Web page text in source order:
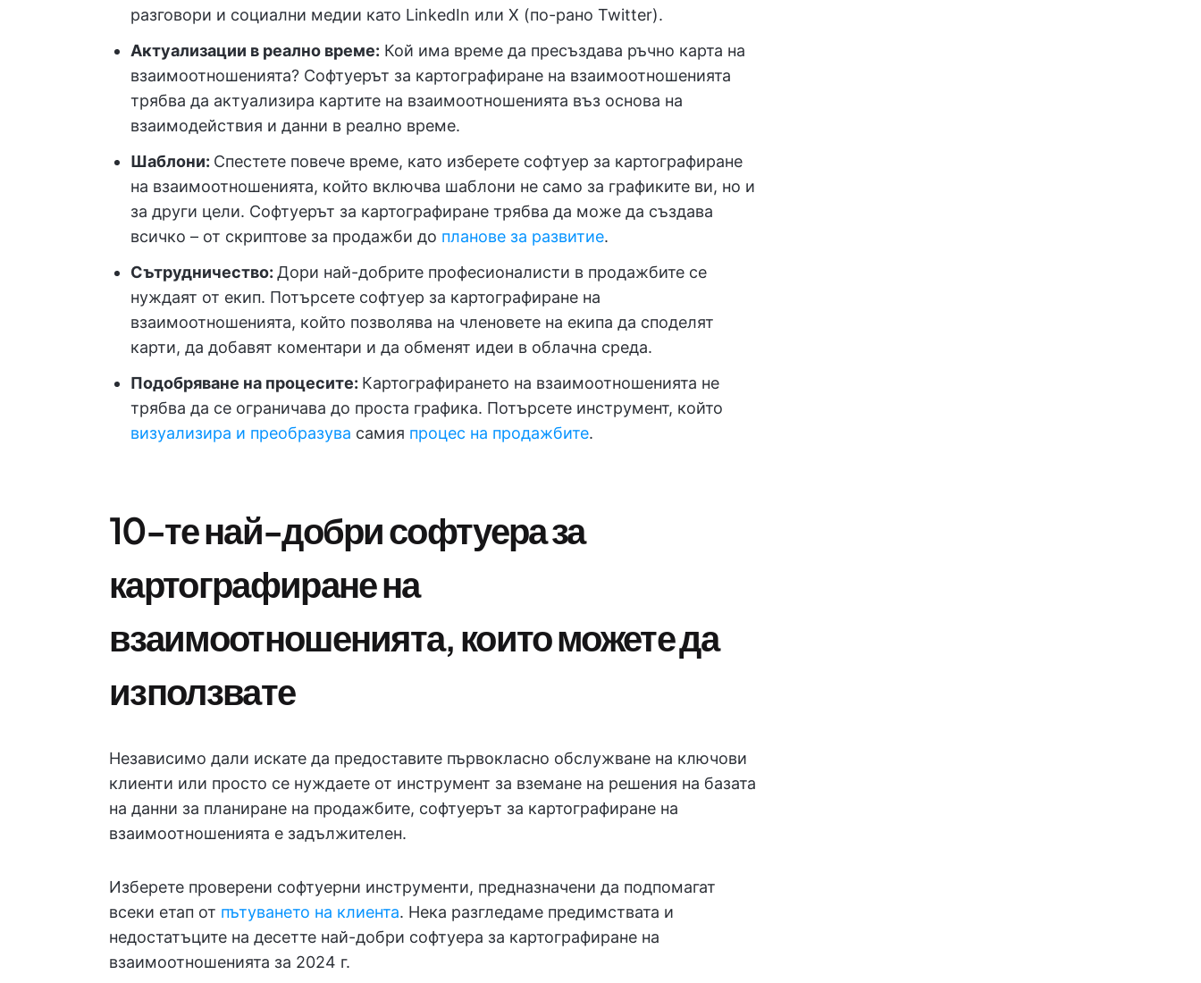
разговори и социални медии като LinkedIn или X (по-рано Twitter).
Актуализации в реално време: Кой има време да пресъздава ръчно карта на
взаимоотношенията? Софтуерът за картографиране на взаимоотношенията
трябва да актуализира картите на взаимоотношенията въз основа на
взаимодействия и данни в реално време.
Шаблони: Спестете повече време, като изберете софтуер за картографиране
на взаимоотношенията, който включва шаблони не само за графиките ви, но и
за други цели. Софтуерът за картографиране трябва да може да създава
всичко – от скриптове за продажби до планове за развитие.
Сътрудничество: Дори най-добрите професионалисти в продажбите се
нуждаят от екип. Потърсете софтуер за картографиране на
взаимоотношенията, който позволява на членовете на екипа да споделят
карти, да добавят коментари и да обменят идеи в облачна среда.
Подобряване на процесите: Картографирането на взаимоотношенията не
трябва да се ограничава до проста графика. Потърсете инструмент, който
визуализира и преобразува самия процес на продажбите.
10-те най-добри софтуера за
картографиране на
взаимоотношенията, които можете да
използвате
Независимо дали искате да предоставите първокласно обслужване на ключови
клиенти или просто се нуждаете от инструмент за вземане на решения на базата
на данни за планиране на продажбите, софтуерът за картографиране на
взаимоотношенията е задължителен.
Изберете проверени софтуерни инструменти, предназначени да подпомагат
всеки етап от пътуването на клиента. Нека разгледаме предимствата и
недостатъците на десетте най-добри софтуера за картографиране на
взаимоотношенията за 2024 г.